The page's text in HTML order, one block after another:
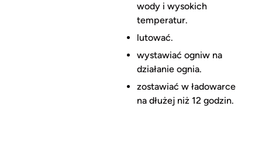
wody i wysokich
temperatur.
lutować.
wystawiać ogniw na
działanie ognia.
zostawiać w ładowarce
na dłużej niż 12 godzin.